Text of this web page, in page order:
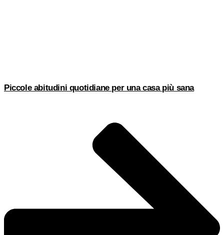
Piccole abitudini quotidiane per una casa più sana